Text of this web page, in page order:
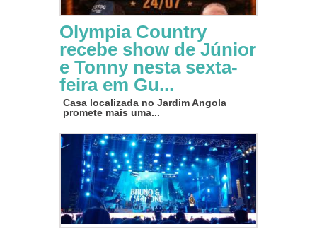
Olympia Country
recebe show de Júnior
e Tonny nesta sexta-
feira em Gu...
Casa localizada no Jardim Angola
promete mais uma...